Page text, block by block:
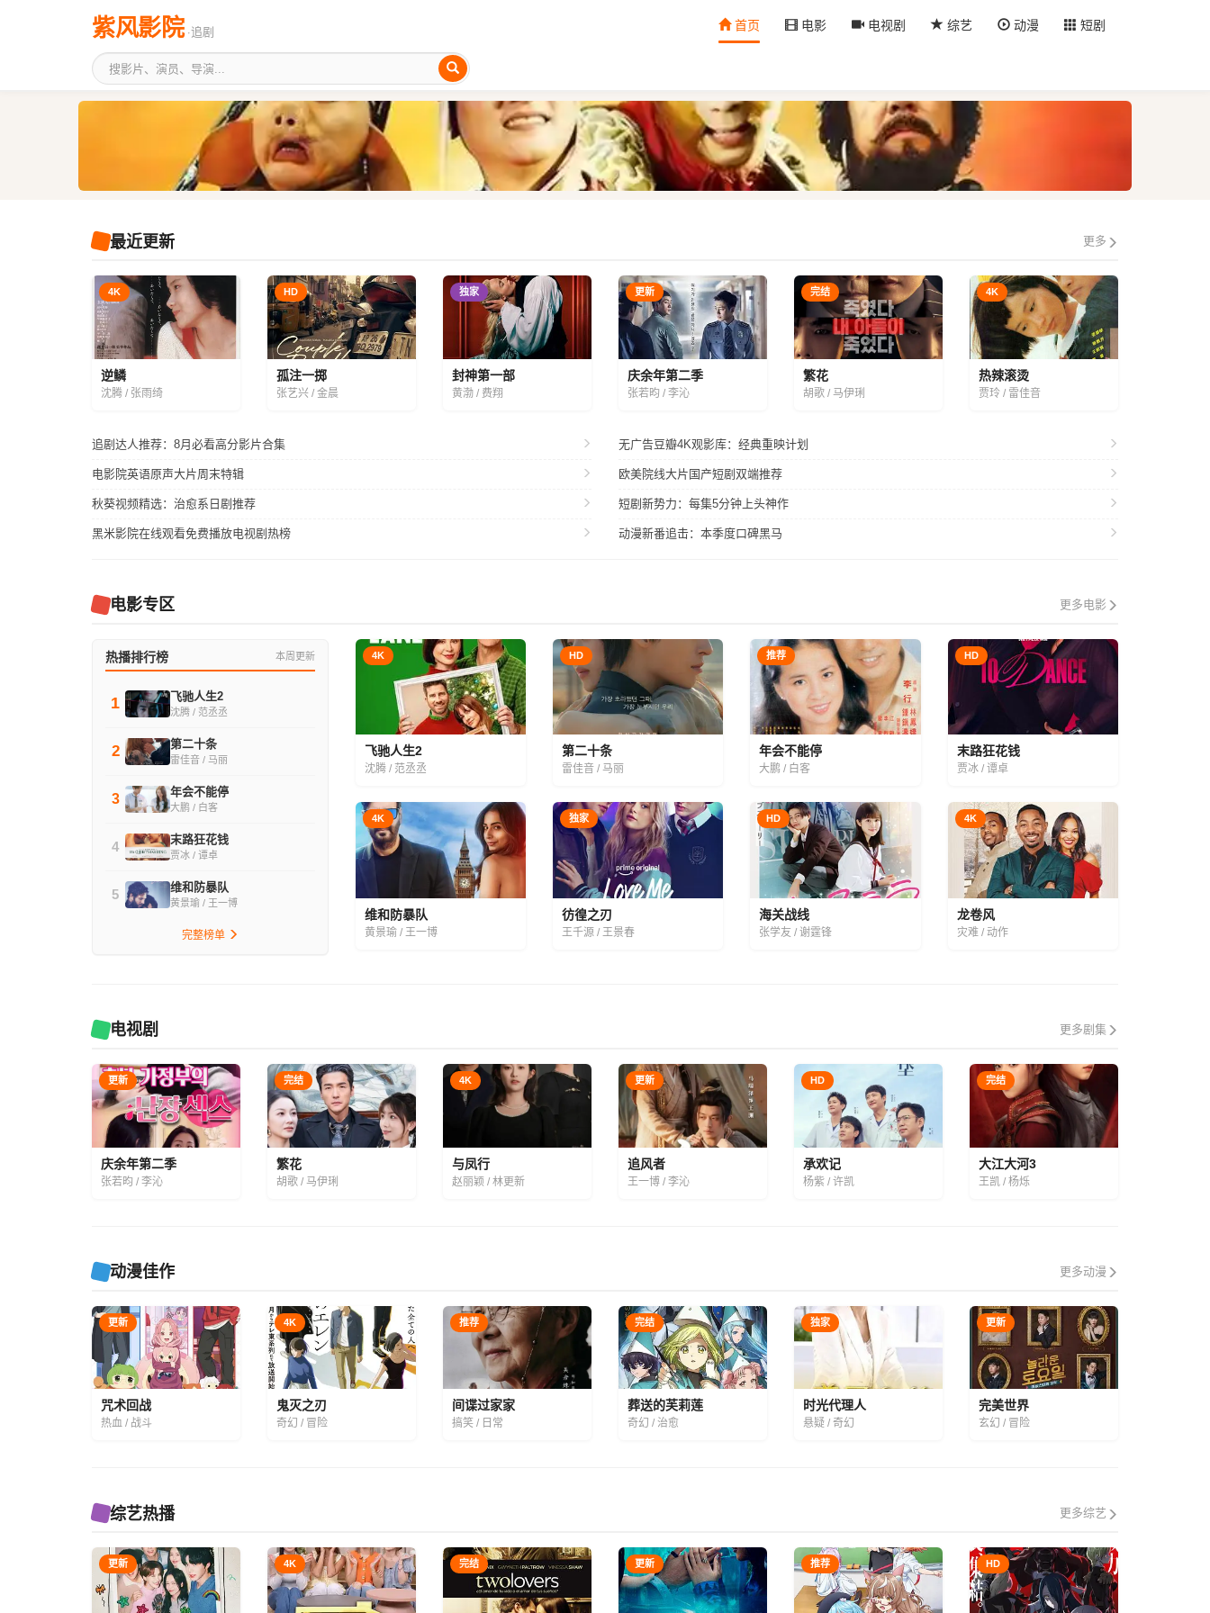
紫风影院 ·追剧 首页 电影 电视剧 综艺 动漫 短剧
最近更新 更多
4K
逆鳞
沈腾 / 张雨绮
HD
孤注一掷
张艺兴 / 金晨
独家
封神第一部
黄渤 / 费翔
更新
庆余年第二季
张若昀 / 李沁
完结
繁花
胡歌 / 马伊琍
4K
热辣滚烫
贾玲 / 雷佳音
追剧达人推荐：8月必看高分影片合集
电影院英语原声大片周末特辑
秋葵视频精选：治愈系日剧推荐
黑米影院在线观看免费播放电视剧热榜
无广告豆瓣4K观影库：经典重映计划
欧美院线大片国产短剧双端推荐
短剧新势力：每集5分钟上头神作
动漫新番追击：本季度口碑黑马
电影专区 更多电影
热播排行榜 本周更新
1 飞驰人生2
沈腾 / 范丞丞
2 第二十条
雷佳音 / 马丽
3 年会不能停
大鹏 / 白客
4 末路狂花钱
贾冰 / 谭卓
5 维和防暴队
黄景瑜 / 王一博
完整榜单
4K
飞驰人生2
沈腾 / 范丞丞
HD
第二十条
雷佳音 / 马丽
推荐
年会不能停
大鹏 / 白客
HD
末路狂花钱
贾冰 / 谭卓
4K
维和防暴队
黄景瑜 / 王一博
独家
彷徨之刃
王千源 / 王景春
HD
海关战线
张学友 / 谢霆锋
4K
龙卷风
灾难 / 动作
电视剧 更多剧集
更新
庆余年第二季
张若昀 / 李沁
完结
繁花
胡歌 / 马伊琍
4K
与凤行
赵丽颖 / 林更新
更新
追风者
王一博 / 李沁
HD
承欢记
杨紫 / 许凯
完结
大江大河3
王凯 / 杨烁
动漫佳作 更多动漫
更新
咒术回战
热血 / 战斗
4K
鬼灭之刃
奇幻 / 冒险
推荐
间谍过家家
搞笑 / 日常
完结
葬送的芙莉莲
奇幻 / 治愈
独家
时光代理人
悬疑 / 奇幻
更新
完美世界
玄幻 / 冒险
综艺热播 更多综艺
更新 4K 完结 更新 推荐 HD